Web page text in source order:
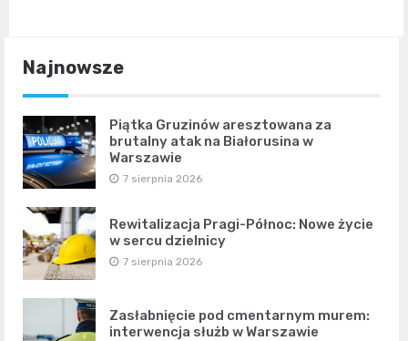
Najnowsze
Piątka Gruzinów aresztowana za
brutalny atak na Białorusina w
Warszawie
7 sierpnia 2026
Rewitalizacja Pragi-Północ: Nowe życie
w sercu dzielnicy
7 sierpnia 2026
Zasłabnięcie pod cmentarnym murem:
interwencja służb w Warszawie